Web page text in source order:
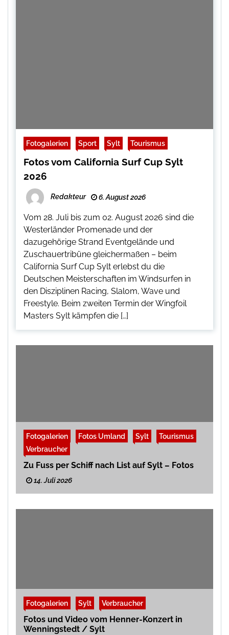
Fotogalerien Sport Sylt Tourismus
Fotos vom California Surf Cup Sylt
2026
Redakteur 6. August 2026
Vom 28. Juli bis zum 02. August 2026 sind die
Westerländer Promenade und der
dazugehörige Strand Eventgelände und
Zuschauertribüne gleichermaßen – beim
California Surf Cup Sylt erlebst du die
Deutschen Meisterschaften im Windsurfen in
den Disziplinen Racing, Slalom, Wave und
Freestyle. Beim zweiten Termin der Wingfoil
Masters Sylt kämpfen die […]
Fotogalerien Fotos Umland Sylt
Tourismus
Verbraucher
Zu Fuss per Schiff nach List auf Sylt – Fotos
14. Juli 2026
Fotogalerien Sylt Verbraucher
Fotos und Video vom Henner-Konzert in
Wenningstedt / Sylt